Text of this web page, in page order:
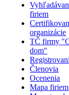
firiem
organizácie
TČ firmy
dom"
Členovia
Ocenenia
Mapa firiem